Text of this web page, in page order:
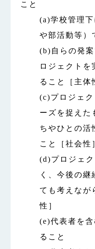
こと
(a)学校管理
や部活動等）
(b)自らの発
ロジェクトを
ること［主体
(c)プロジェ
ーズを捉えた
ちやひとの活
こと［社
(d)プロジェ
く、今後の継
ても考えなが
性］
(e)代表者を
ること